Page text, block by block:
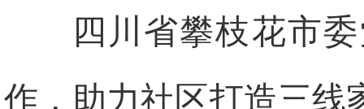
四川省攀枝花市
作，助力社区打造三线